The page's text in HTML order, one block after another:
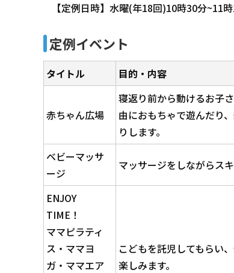
【定例日時】水曜(年18回)10時30分~11
定例イベント
タイトル 目的・内容
赤ちゃん広場
寝返り前から動けるお子
由におもちゃで遊んだり
りします。
ベビーマッサ
ージ
マッサージをしながらス
ENJOY
TIME！
ママピラティ
ス・ママヨ
ガ・ママエア
こどもを託児してもらい
楽しみます。